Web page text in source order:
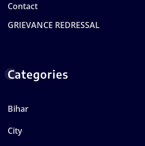
Contact
GRIEVANCE REDRESSAL
Categories
Bihar
City